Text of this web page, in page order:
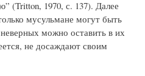
(Tritton, 1970, с. 137). Далее
мусульмане могут быть
можно оставить в их
не досаждают своим